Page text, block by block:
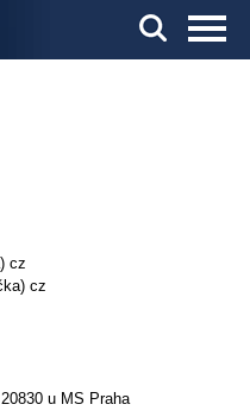
cz
cz
u MS Praha